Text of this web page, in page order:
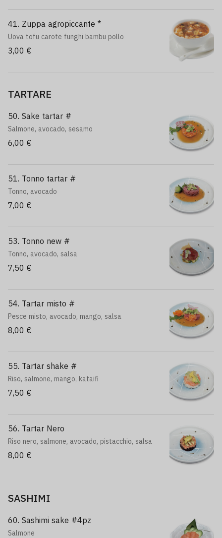
41. Zuppa agropiccante *
Uova tofu carote funghi bambu pollo
3,00 €
TARTARE
50. Sake tartar #
Salmone, avocado, sesamo
6,00 €
51. Tonno tartar #
Tonno, avocado
7,00 €
53. Tonno new #
Tonno, avocado, salsa
7,50 €
54. Tartar misto #
Pesce misto, avocado, mango, salsa
8,00 €
55. Tartar shake #
Riso, salmone, mango, kataifi
7,50 €
56. Tartar Nero
Riso nero, salmone, avocado, pistacchio, salsa
8,00 €
SASHIMI
60. Sashimi sake #4pz
Salmone